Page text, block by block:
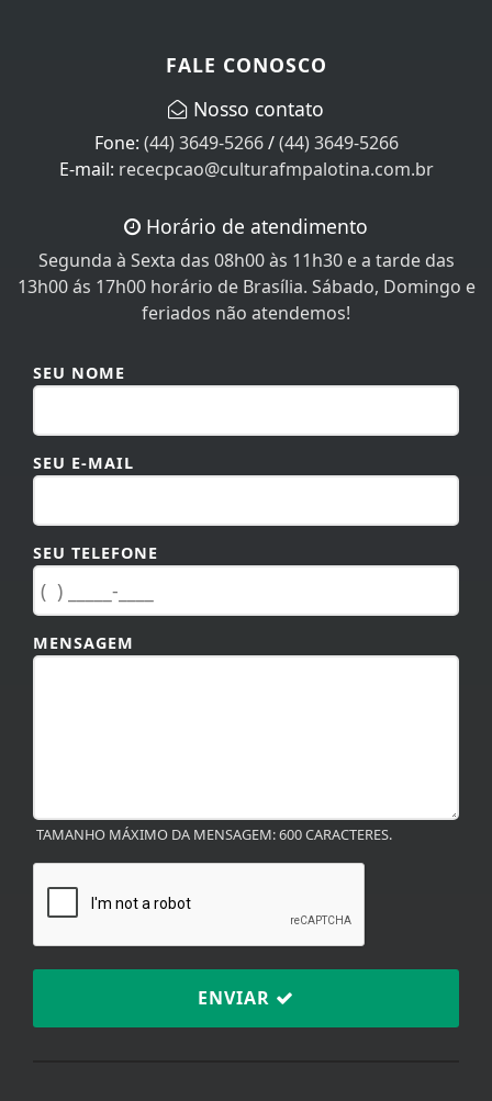
FALE CONOSCO
Nosso contato
Fone: (44) 3649-5266/(44) 3649-5266
E-mail: rececpcao@culturafmpalotina.com.br
Horário de atendimento
Segunda à Sexta das 08h00 às 11h30 e a tarde das
13h00 ás 17h00 horário de Brasília. Sábado, Domingo e
feriados não atendemos!
SEU NOME
SEU E-MAIL
SEU TELEFONE
MENSAGEM
TAMANHO MÁXIMO DA MENSAGEM: 600 CARACTERES.
ENVIAR